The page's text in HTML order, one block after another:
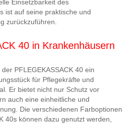
Einsetzbarkeit des
ist auf seine praktische und
zurückzuführen.
40 in Krankenhäusern
PFLEGEKASSACK 40 ein
für Pflegekräfte und
Er bietet nicht nur Schutz vor
auch eine einheitliche und
Die verschiedenen Farboptionen
40s können dazu genutzt werden,